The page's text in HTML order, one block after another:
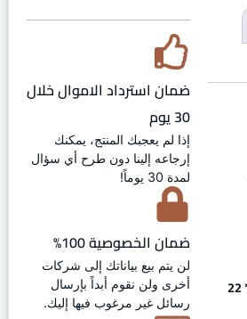
مقاسات 25 * 22
ضمان استرداد الاموال خلال
30 يوم
إذا لم يعجبك المنتج، يمكنك
إرجاعه إلينا دون طرح أي سؤال
لمدة 30 يوماً!
ضمان الخصوصية 100%
لن يتم بيع بياناتك إلى شركات
أخرى ولن نقوم أبداً بإرسال
رسائل غير مرغوب فيها إليك.